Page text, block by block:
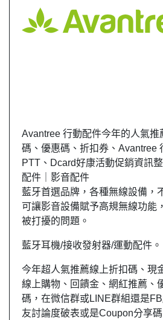
Avantree 行動配件今年的人氣推
碼、優惠碼、折扣券、Avantree
PTT、Dcard好康活動促銷資訊
配件｜影音配件
藍牙首選品牌，各種無線設備，
可讓影音設備賦予高規無線功能
被打擾的問題。
藍牙耳機/接收發射器/運動配件。
今年超人氣推薦線上折扣碼、現
線上購物、回饋金、網紅推薦、
碼，在微信群或LINE群組還是FB
友討論度破表或是Coupon分享